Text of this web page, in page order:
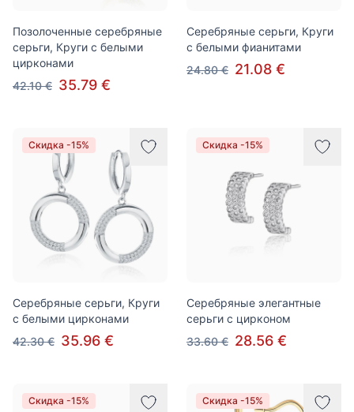
Позолоченные серебряные
серьги, Круги с белыми
цирконами
42.10 € 35.79 €
Серебряные серьги, Круги
с белыми фианитами
24.80 € 21.08 €
Скидка -15%
Серебряные серьги, Круги
с белыми цирконами
42.30 € 35.96 €
Скидка -15%
Серебряные элегантные
серьги с цирконом
33.60 € 28.56 €
Скидка -15% Скидка -15%